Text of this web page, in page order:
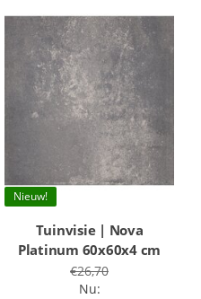
Nieuw!
Tuinvisie | Nova
Platinum 60x60x4 cm
€26,70
Nu: